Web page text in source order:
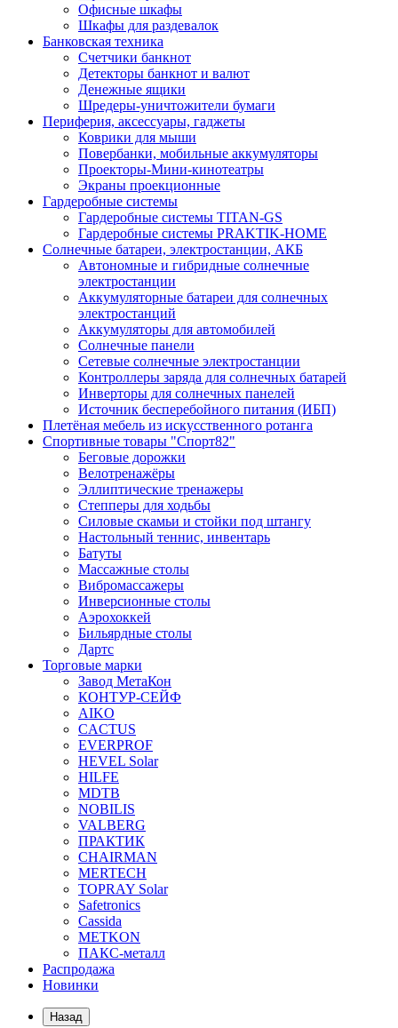
Офисные шкафы
Шкафы для раздевалок
Банковская техника
Счетчики банкнот
Детекторы банкнот и валют
Денежные ящики
Шредеры-уничтожители бумаги
Периферия, аксессуары, гаджеты
Коврики для мыши
Повербанки, мобильные аккумуляторы
Проекторы-Мини-кинотеатры
Экраны проекционные
Гардеробные системы
Гардеробные системы TITAN-GS
Гардеробные системы PRAKTIK-HOME
Солнечные батареи, электростанции, АКБ
Автономные и гибридные солнечные
электростанции
Аккумуляторные батареи для солнечных
электростанций
Аккумуляторы для автомобилей
Солнечные панели
Сетевые солнечные электростанции
Контроллеры заряда для солнечных батарей
Инверторы для солнечных панелей
Источник бесперебойного питания (ИБП)
Плетёная мебель из искусственного ротанга
Спортивные товары "Спорт82"
Беговые дорожки
Велотренажёры
Эллиптические тренажеры
Степперы для ходьбы
Силовые скамьи и стойки под штангу
Настольный теннис, инвентарь
Батуты
Массажные столы
Вибромассажеры
Инверсионные столы
Аэрохоккей
Бильярдные столы
Дартс
Торговые марки
Завод МетаКон
КОНТУР-СЕЙФ
AIKO
CACTUS
EVERPROF
HEVEL Solar
HILFE
MDTB
NOBILIS
VALBERG
ПРАКТИК
CHAIRMAN
MERTECH
TOPRAY Solar
Safetronics
Cassida
METKON
ПАКС-металл
Распродажа
Новинки
Назад